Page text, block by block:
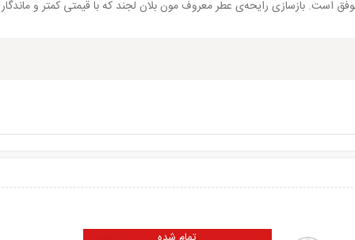
است. بازسازی رایحه‌ی عطر معروف مون بلان لجند که با قیمتی کمتر و